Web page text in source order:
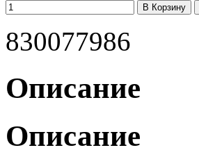
830077986
Описание
Описание